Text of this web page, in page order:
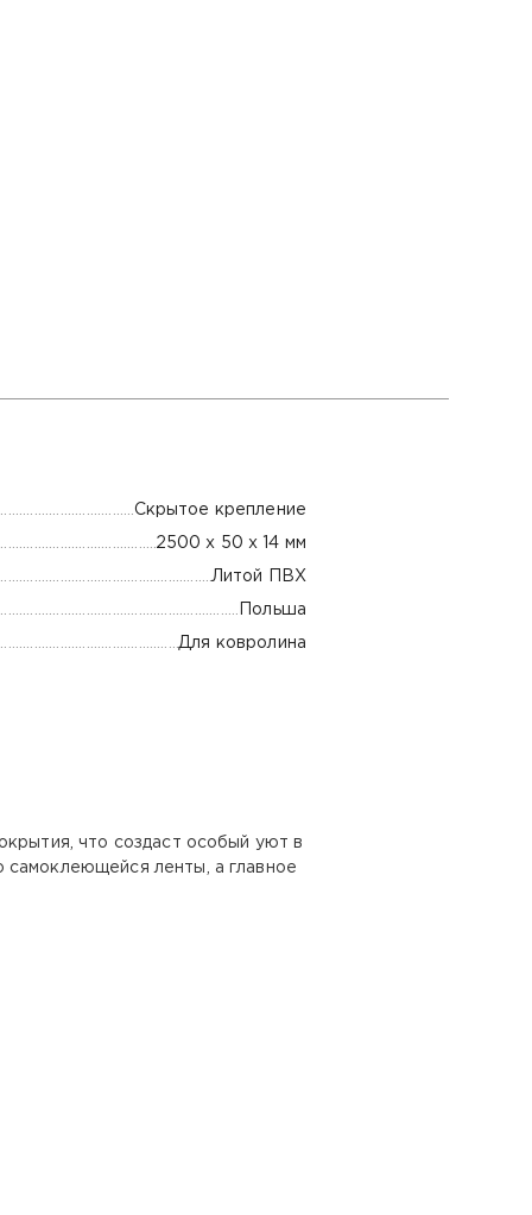
Скрытое крепление
2500 х 50 х 14 мм
Литой ПВХ
Польша
Для ковролина
что создаст особый уют в
ленты, а главное